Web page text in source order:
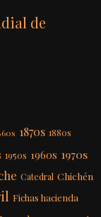
de
1870s 1880s
1950s 1960s 1970s
Catedral Chichén
Fichas hacienda